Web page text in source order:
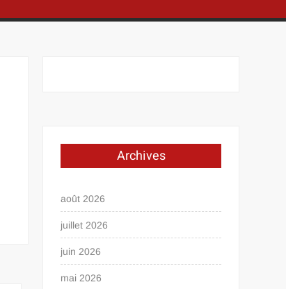
Archives
août 2026
juillet 2026
juin 2026
mai 2026